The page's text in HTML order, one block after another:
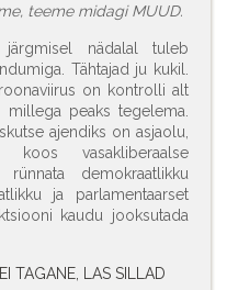
teeme midagi MUUD.
nädalal tuleb
Tähtajad ju kukil.
on kontrolli alt
peaks tegelema.
ajendiks on asjaolu,
vasakliberaalse
rünnata demokraatlikku
ja parlamentaarset
kaudu jooksutada
TAGANE, LAS SILLAD